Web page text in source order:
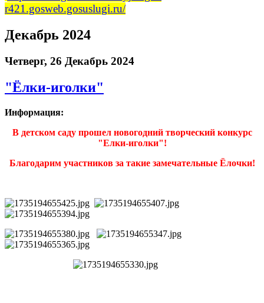
r421.gosweb.gosuslugi.ru/
Декабрь 2024
Четверг, 26 Декабрь 2024
"Ёлки-иголки"
Информация:
В детском саду прошел новогодний творческий конкурс
"Елки-иголки"!
Благодарим участников за такие замечательные Ёлочки!